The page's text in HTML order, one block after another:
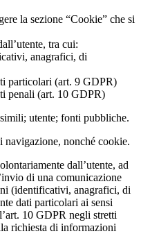
la sezione “Cookie” che si
tra cui:
anagrafici, di
particolari (art. 9 GDPR)
penali (art. 10 GDPR)
utente; fonti pubbliche.
nonché cookie.
dall’utente, ad
di una comunicazione
(identificativi, anagrafici, di
dati particolari ai sensi
10 GDPR negli stretti
richiesta di informazioni